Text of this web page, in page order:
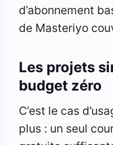
d’abonnement
de Masteriyo
Les projets
budget zéro
C’est le cas
plus : un seul